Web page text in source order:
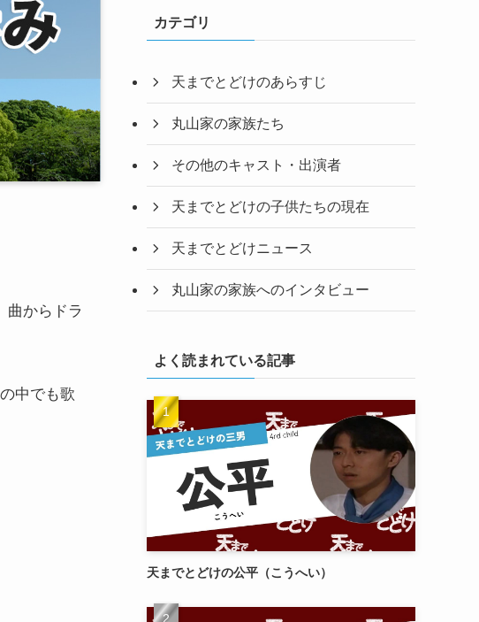
曲からドラ
中でも歌
カテゴリ
天までとどけのあらすじ
丸山家の家族たち
その他のキャスト・出演者
天までとどけの子供たちの現在
天までとどけニュース
丸山家の家族へのインタビュー
よく読まれている記事
天までとどけの公平（こうへい）